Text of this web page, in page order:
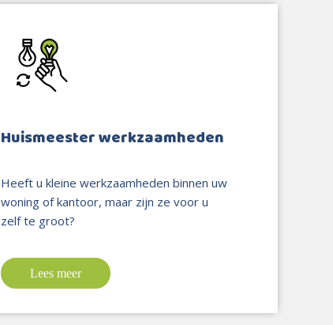
Huismeester werkzaamheden
Heeft u kleine werkzaamheden binnen uw
woning of kantoor, maar zijn ze voor u
zelf te groot?
Lees meer